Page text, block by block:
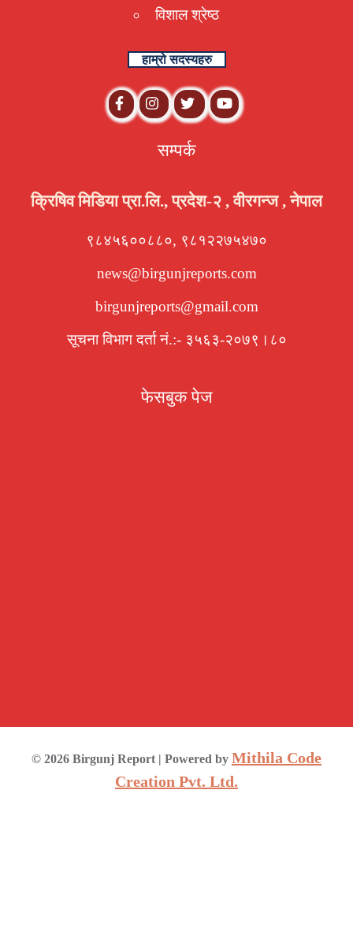
विशाल श्रेष्ठ
हाम्रो सदस्यहरु
सम्पर्क
क्रिषिव मिडिया प्रा.लि., प्रदेश-२ , वीरगन्ज , नेपाल
९८४५६००८८०, ९८१२२७५४७०
news@birgunjreports.com
birgunjreports@gmail.com
सूचना विभाग दर्ता नं.:- ३५६३-२०७९।८०
फेसबुक पेज
© 2026 Birgunj Report | Powered by Mithila Code
Creation Pvt. Ltd.